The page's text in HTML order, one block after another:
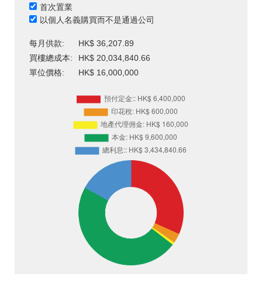
首次置業
以個人名義購買而不是通過公司
每月供款:
HK$ 36,207.89
買樓總成本:
HK$ 20,034,840.66
單位價格:
HK$ 16,000,000